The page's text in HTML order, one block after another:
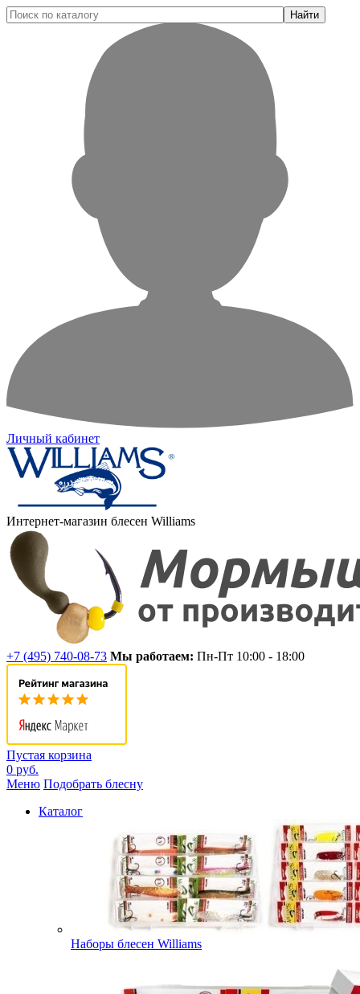
Найти
Личный кабинет
Интернет-магазин блесен Williams
+7 (495) 740-08-73 Мы работаем: Пн-Пт 10:00 - 18:00
Пустая корзина
0 руб.
Меню Подобрать блесну
Каталог
Наборы блесен Williams